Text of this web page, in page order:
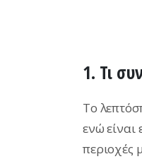
1. Τι
Το
ενώ
περιοχές